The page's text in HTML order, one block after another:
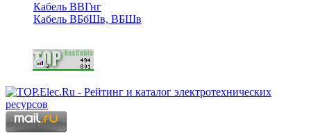
Кабель ВВГнг
Кабель ВБбШв, ВБШв